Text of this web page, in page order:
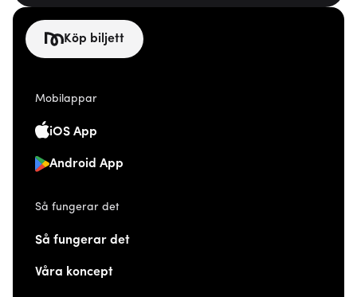
Köp biljett
Mobilappar
iOS App
Android App
Så fungerar det
Så fungerar det
Våra koncept